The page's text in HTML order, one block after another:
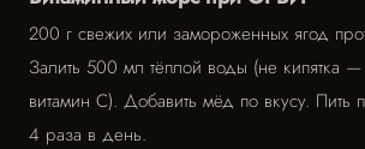
200 г свежих или замороженных ягод
Залить 500 мл тёплой воды (не кипятка
витамин С). Добавить мёд по вкусу.
4 раза в день.